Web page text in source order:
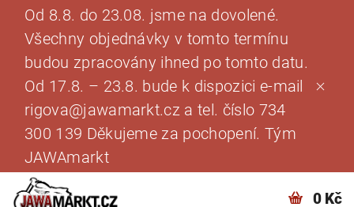
Od 8.8. do 23.08. jsme na dovolené.
Všechny objednávky v tomto termínu
budou zpracovány ihned po tomto datu.
Od 17.8. – 23.8. bude k dispozici e-mail
rigova@jawamarkt.cz a tel. číslo 734
300 139 Děkujeme za pochopení. Tým
JAWAmarkt
0 Kč